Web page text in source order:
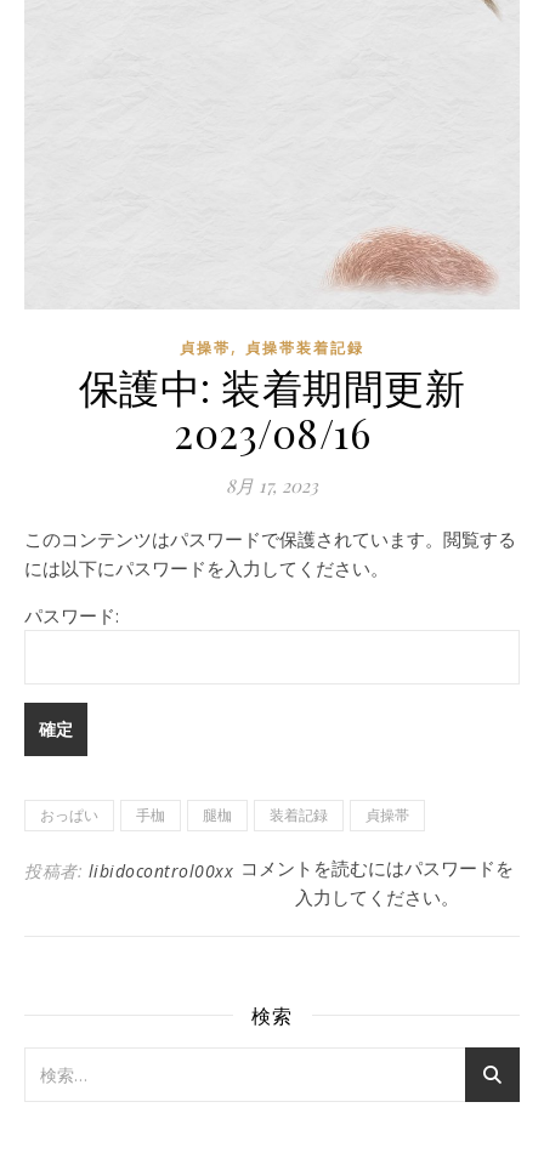
貞操帯, 貞操帯装着記録
保護中: 装着期間更新
2023/08/16
8月 17, 2023
このコンテンツはパスワードで保護されています。閲覧する
には以下にパスワードを入力してください。
パスワード:
おっぱい 手枷 腿枷 装着記録 貞操帯
投稿者: libidocontrol00xx コメントを読むにはパスワードを
入力してください。
検索